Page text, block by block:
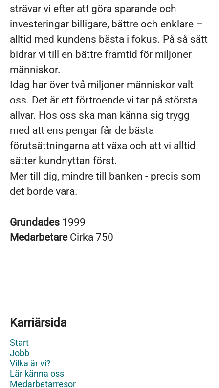
strävar vi efter att göra sparande och
investeringar billigare, bättre och enklare –
alltid med kundens bästa i fokus. På så sätt
bidrar vi till en bättre framtid för miljoner
människor.
Idag har över två miljoner människor valt
oss. Det är ett förtroende vi tar på största
allvar. Hos oss ska man känna sig trygg
med att ens pengar får de bästa
förutsättningarna att växa och att vi alltid
sätter kundnyttan först.
Mer till dig, mindre till banken - precis som
det borde vara.
Grundades 1999
Medarbetare Cirka 750
Karriärsida
Start
Jobb
Vilka är vi?
Lär känna oss
Medarbetarresor